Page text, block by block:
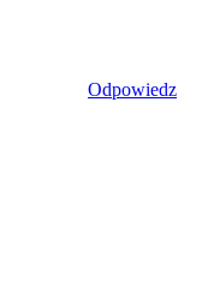
Odpowiedz